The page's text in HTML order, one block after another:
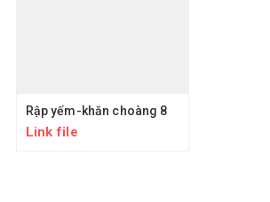
Rập yếm-khăn choàng 8
Link file